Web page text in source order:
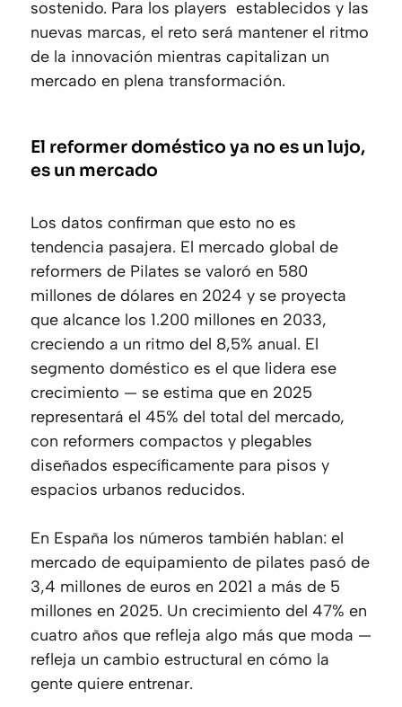
sostenido. Para los players establecidos y las
nuevas marcas, el reto será mantener el ritmo
de la innovación mientras capitalizan un
mercado en plena transformación.
El reformer doméstico ya no es un lujo,
es un mercado
Los datos confirman que esto no es
tendencia pasajera. El mercado global de
reformers de Pilates se valoró en 580
millones de dólares en 2024 y se proyecta
que alcance los 1.200 millones en 2033,
creciendo a un ritmo del 8,5% anual. El
segmento doméstico es el que lidera ese
crecimiento — se estima que en 2025
representará el 45% del total del mercado,
con reformers compactos y plegables
diseñados específicamente para pisos y
espacios urbanos reducidos.
En España los números también hablan: el
mercado de equipamiento de pilates pasó de
3,4 millones de euros en 2021 a más de 5
millones en 2025. Un crecimiento del 47% en
cuatro años que refleja algo más que moda —
refleja un cambio estructural en cómo la
gente quiere entrenar.